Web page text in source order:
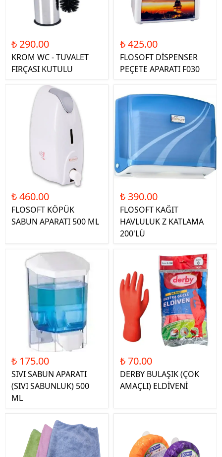
₺ 290.00
KROM WC - TUVALET
FIRÇASI KUTULU
₺ 425.00
FLOSOFT DİSPENSER
PEÇETE APARATI F030
₺ 460.00
FLOSOFT KÖPÜK
SABUN APARATI 500 ML
₺ 390.00
FLOSOFT KAĞIT
HAVLULUK Z KATLAMA
200'LÜ
₺ 175.00
SIVI SABUN APARATI
(SIVI SABUNLUK) 500
ML
₺ 70.00
DERBY BULAŞIK (ÇOK
AMAÇLI) ELDİVENİ